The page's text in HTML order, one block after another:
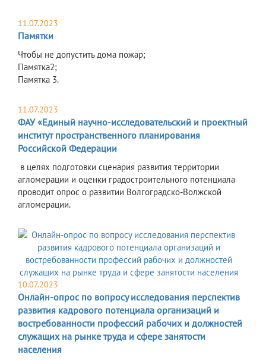
11.07.2023
Памятки
Чтобы не допустить дома пожар;
Памятка2;
Памятка 3.
11.07.2023
ФАУ «Единый научно-исследовательский и проектный
институт пространственного планирования
Российской Федерации
в целях подготовки сценария развития территории
агломерации и оценки градостроительного потенциала
проводит опрос о развитии Волгоградско-Волжской
агломерации.
10.07.2023
Онлайн-опрос по вопросу исследования перспектив
развития кадрового потенциала организаций и
востребованности профессий рабочих и должностей
служащих на рынке труда и сфере занятости
населения